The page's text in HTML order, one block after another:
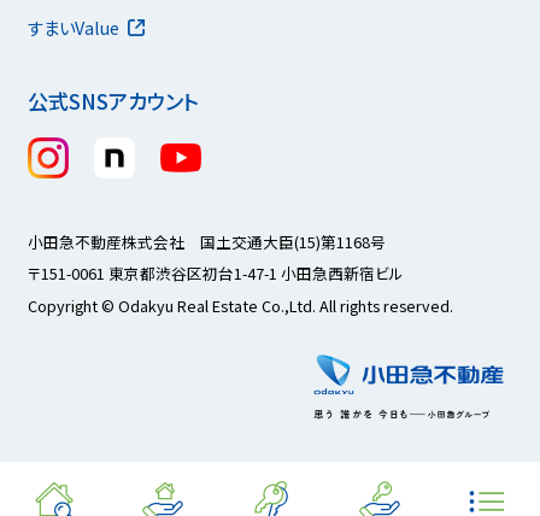
公式SNSアカウント
すまいValue
小田急不動産株式会社 国土交通大臣(15)第1168号
〒151-0061 東京都渋谷区初台1-47-1 小田急西新宿ビル
Copyright © Odakyu Real Estate Co.,Ltd. All rights reserved.